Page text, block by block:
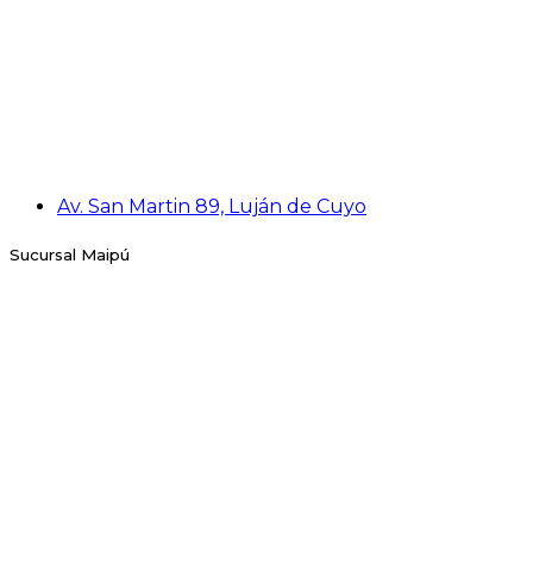
Av. San Martin 89, Luján de Cuyo
Sucursal Maipú